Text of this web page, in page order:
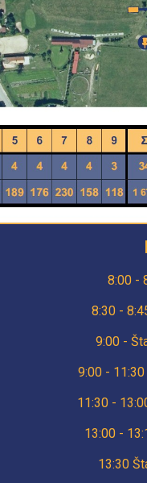
8:00 -
8:30 -
9:00 -
9:00 -
11:30 -
13:00 -
13:30